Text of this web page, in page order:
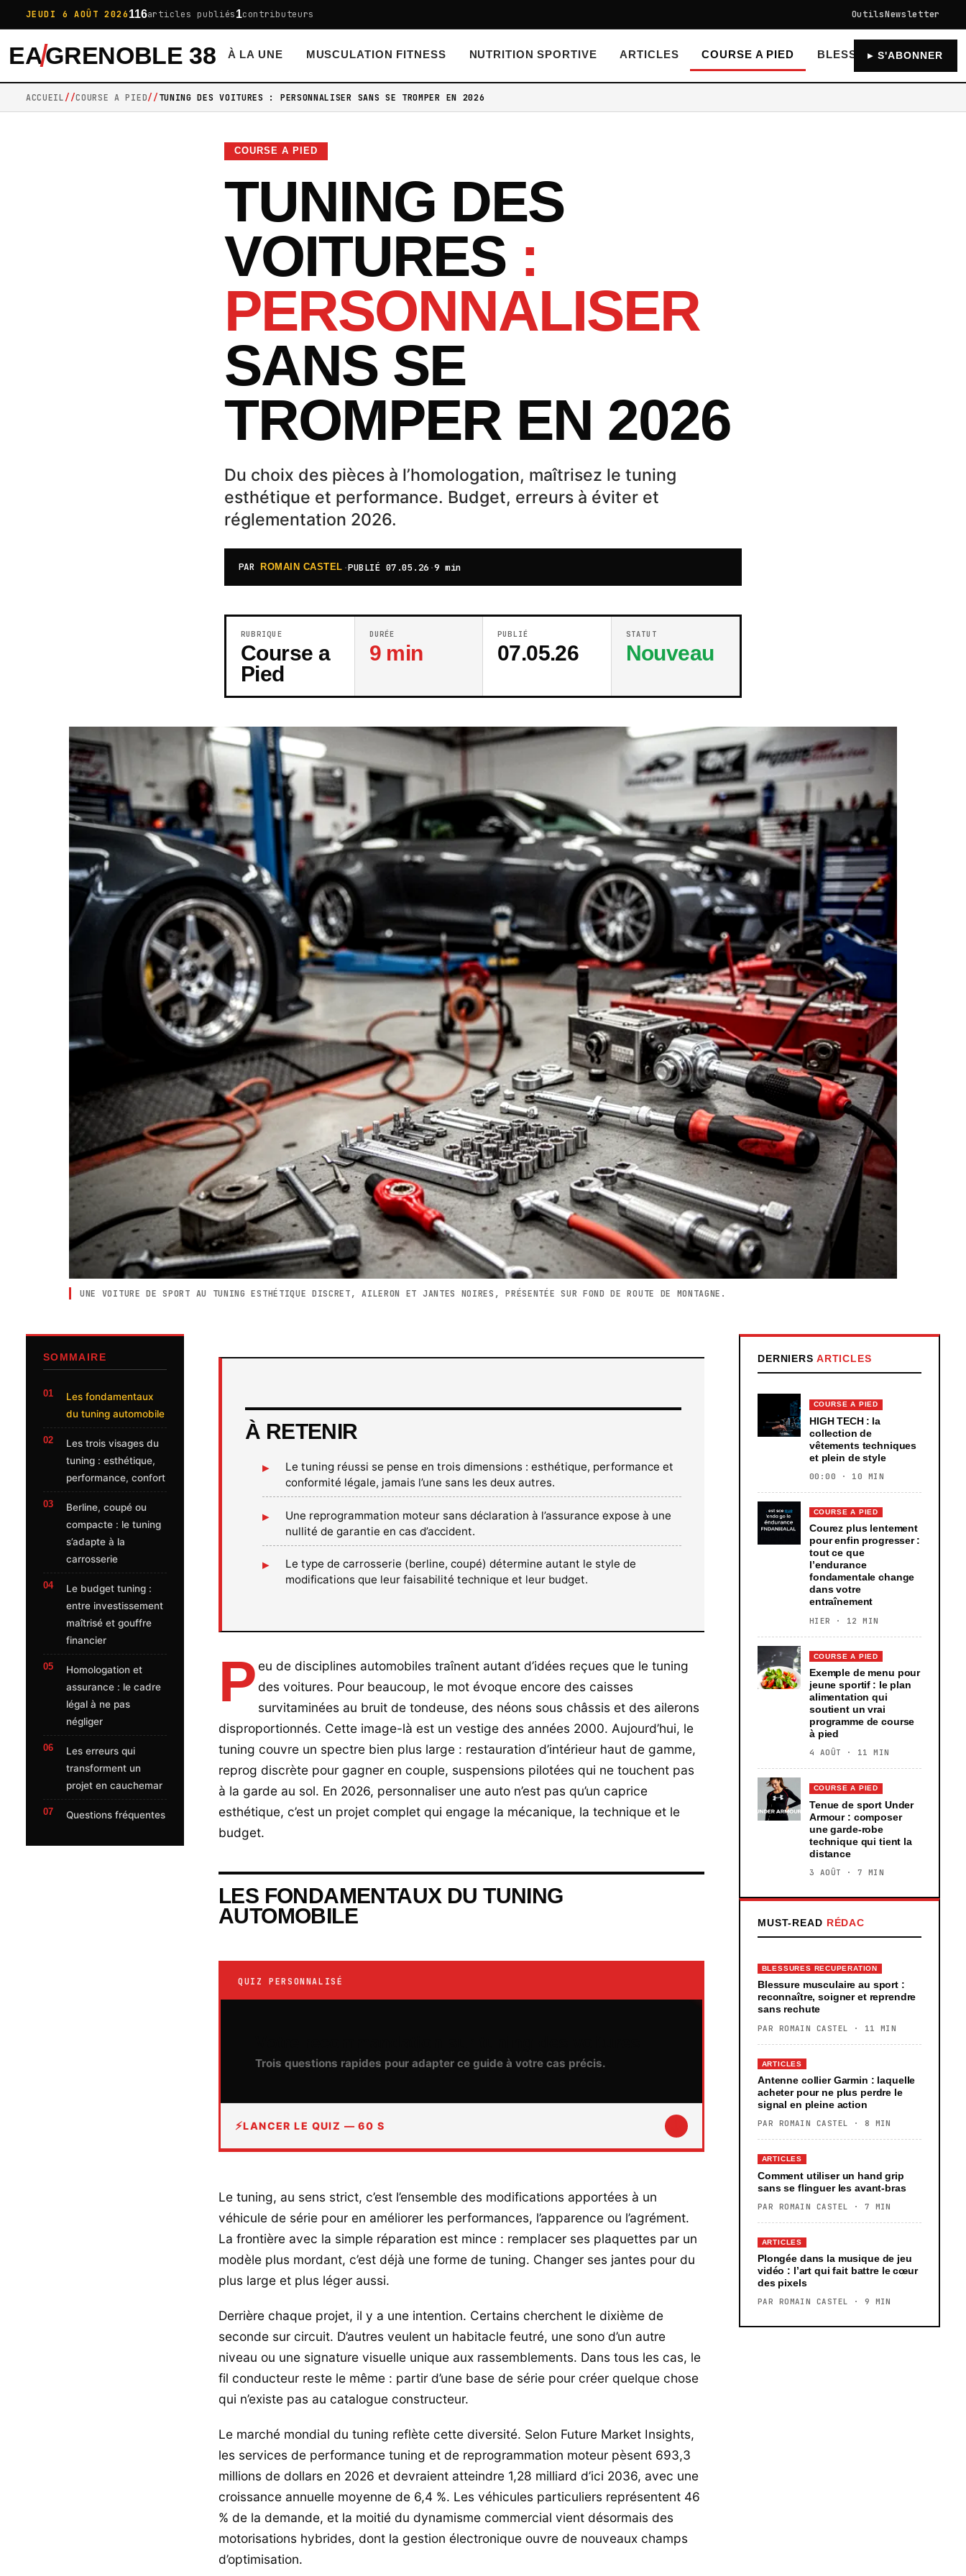
JEUDI 6 AOÛT 2026116articles publiés1contributeurs OutilsNewsletter
EAGRENOBLE 38 À LA UNE MUSCULATION FITNESS NUTRITION SPORTIVE ARTICLES COURSE A PIED BLESSURES▸ S'ABONNER
ACCUEIL COURSE A PIED TUNING DES VOITURES : PERSONNALISER SANS SE TROMPER EN 2026
COURSE A PIED
TUNING DES
VOITURES :
PERSONNALISER
SANS SE
TROMPER EN 2026
Du choix des pièces à l’homologation, maîtrisez le tuning
esthétique et performance. Budget, erreurs à éviter et
réglementation 2026.
PAR ROMAIN CASTEL ·PUBLIÉ 07.05.26 ·9 min
RUBRIQUE
Course a
Pied
DURÉE
9 min
PUBLIÉ
07.05.26
STATUT
Nouveau
UNE VOITURE DE SPORT AU TUNING ESTHÉTIQUE DISCRET, AILERON ET JANTES NOIRES, PRÉSENTÉE SUR FOND DE ROUTE DE MONTAGNE.
SOMMAIRE
Les fondamentaux
du tuning automobile
Les trois visages du
tuning : esthétique,
performance, confort
Berline, coupé ou
compacte : le tuning
s’adapte à la
carrosserie
Le budget tuning :
entre investissement
maîtrisé et gouffre
financier
Homologation et
assurance : le cadre
légal à ne pas
négliger
Les erreurs qui
transforment un
projet en cauchemar
Questions fréquentes
À RETENIR
Le tuning réussi se pense en trois dimensions : esthétique, performance et
conformité légale, jamais l’une sans les deux autres.
Une reprogrammation moteur sans déclaration à l’assurance expose à une
nullité de garantie en cas d’accident.
Le type de carrosserie (berline, coupé) détermine autant le style de
modifications que leur faisabilité technique et leur budget.
P eu de disciplines automobiles traînent autant d’idées reçues que le tuning
des voitures. Pour beaucoup, le mot évoque encore des caisses
survitaminées au bruit de tondeuse, des néons sous châssis et des ailerons
disproportionnés. Cette image-là est un vestige des années 2000. Aujourd’hui, le
tuning couvre un spectre bien plus large : restauration d’intérieur haut de gamme,
reprog discrète pour gagner en couple, suspensions pilotées qui ne touchent pas
à la garde au sol. En 2026, personnaliser une auto n’est pas qu’un caprice
esthétique, c’est un projet complet qui engage la mécanique, la technique et le
budget.
LES FONDAMENTAUX DU TUNING
AUTOMOBILE
QUIZ PERSONNALISÉ
Trois questions rapides pour adapter ce guide à votre cas précis.
LANCER LE QUIZ — 60 S
Le tuning, au sens strict, c’est l’ensemble des modifications apportées à un
véhicule de série pour en améliorer les performances, l’apparence ou l’agrément.
La frontière avec la simple réparation est mince : remplacer ses plaquettes par un
modèle plus mordant, c’est déjà une forme de tuning. Changer ses jantes pour du
plus large et plus léger aussi.
Derrière chaque projet, il y a une intention. Certains cherchent le dixième de
seconde sur circuit. D’autres veulent un habitacle feutré, une sono d’un autre
niveau ou une signature visuelle unique aux rassemblements. Dans tous les cas, le
fil conducteur reste le même : partir d’une base de série pour créer quelque chose
qui n’existe pas au catalogue constructeur.
Le marché mondial du tuning reflète cette diversité. Selon Future Market Insights,
les services de performance tuning et de reprogrammation moteur pèsent 693,3
millions de dollars en 2026 et devraient atteindre 1,28 milliard d’ici 2036, avec une
croissance annuelle moyenne de 6,4 %. Les véhicules particuliers représentent 46
% de la demande, et la moitié du dynamisme commercial vient désormais des
motorisations hybrides, dont la gestion électronique ouvre de nouveaux champs
d’optimisation.
DERNIERS ARTICLES
COURSE A PIED
HIGH TECH : la
collection de
vêtements techniques
et plein de style
00:00 · 10 MIN
COURSE A PIED
Courez plus lentement
pour enfin progresser :
tout ce que
l’endurance
fondamentale change
dans votre
entraînement
HIER · 12 MIN
COURSE A PIED
Exemple de menu pour
jeune sportif : le plan
alimentation qui
soutient un vrai
programme de course
à pied
4 AOÛT · 11 MIN
COURSE A PIED
Tenue de sport Under
Armour : composer
une garde-robe
technique qui tient la
distance
3 AOÛT · 7 MIN
MUST-READ RÉDAC
BLESSURES RECUPERATION
Blessure musculaire au sport :
reconnaître, soigner et reprendre
sans rechute
PAR ROMAIN CASTEL · 11 MIN
ARTICLES
Antenne collier Garmin : laquelle
acheter pour ne plus perdre le
signal en pleine action
PAR ROMAIN CASTEL · 8 MIN
ARTICLES
Comment utiliser un hand grip
sans se flinguer les avant-bras
PAR ROMAIN CASTEL · 7 MIN
ARTICLES
Plongée dans la musique de jeu
vidéo : l’art qui fait battre le cœur
des pixels
PAR ROMAIN CASTEL · 9 MIN